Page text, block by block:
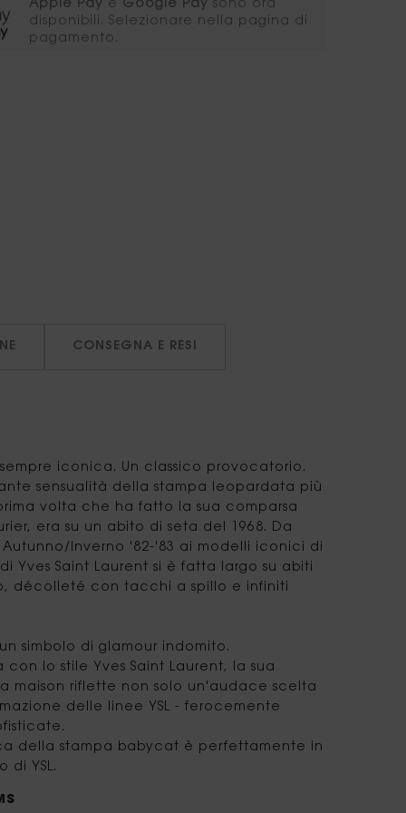
Apple Pay e Google Pay sono ora
disponibili. Selezionare nella pagina di
pagamento.
CONSEGNA E RESI
sempre iconica. Un classico provocatorio.
sensualità della stampa leopardata più
volta che ha fatto la sua comparsa
era su un abito di seta del 1968. Da
Inverno '82-'83 ai modelli iconici di
Yves Saint Laurent si è fatta largo su abiti
décolleté con tacchi a spillo e infiniti
simbolo di glamour indomito.
con lo stile Yves Saint Laurent, la sua
maison riflette non solo un'audace scelta
delle linee YSL - ferocemente
della stampa babycat è perfettamente in
di YSL.